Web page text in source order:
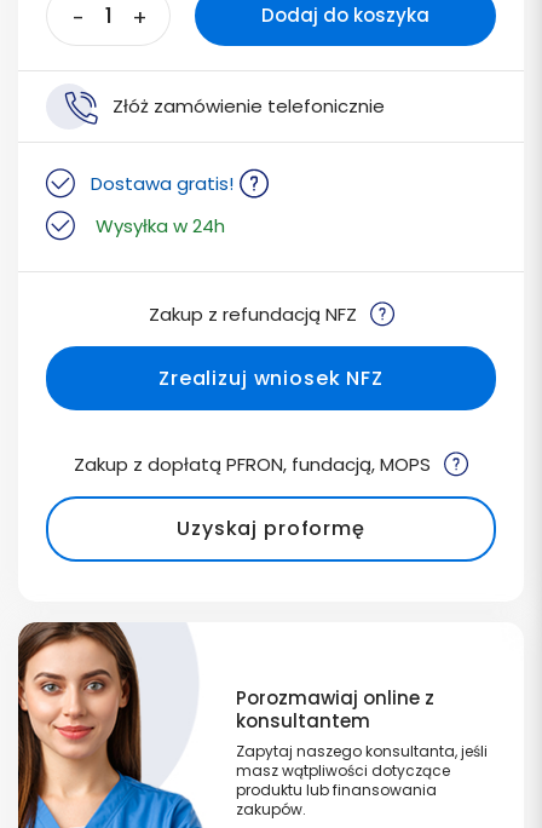
- + Dodaj do koszyka
Złóż zamówienie telefonicznie
Dostawa gratis!
Wysyłka w 24h
Zakup z refundacją NFZ
Zrealizuj wniosek NFZ
Zakup z dopłatą PFRON, fundacją, MOPS
Uzyskaj proformę
Porozmawiaj online z
konsultantem
Zapytaj naszego konsultanta, jeśli
masz wątpliwości dotyczące
produktu lub finansowania
zakupów.